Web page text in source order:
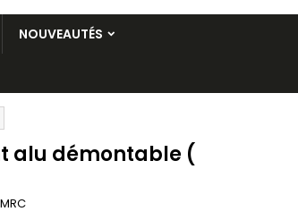
NOUVEAUTÉS
alu démontable (
MRC